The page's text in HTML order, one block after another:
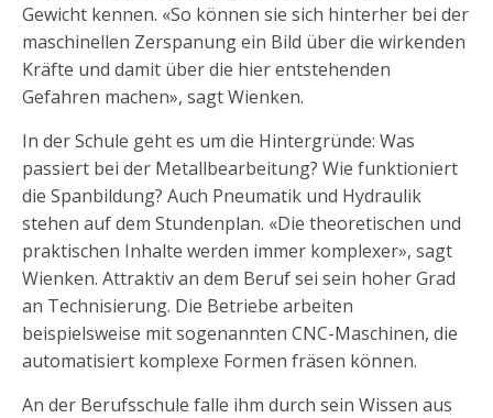
Gewicht kennen. «So können sie sich hinterher bei der
maschinellen Zerspanung ein Bild über die wirkenden
Kräfte und damit über die hier entstehenden
Gefahren machen», sagt Wienken.
In der Schule geht es um die Hintergründe: Was
passiert bei der Metallbearbeitung? Wie funktioniert
die Spanbildung? Auch Pneumatik und Hydraulik
stehen auf dem Stundenplan. «Die theoretischen und
praktischen Inhalte werden immer komplexer», sagt
Wienken. Attraktiv an dem Beruf sei sein hoher Grad
an Technisierung. Die Betriebe arbeiten
beispielsweise mit sogenannten CNC-Maschinen, die
automatisiert komplexe Formen fräsen können.
An der Berufsschule falle ihm durch sein Wissen aus